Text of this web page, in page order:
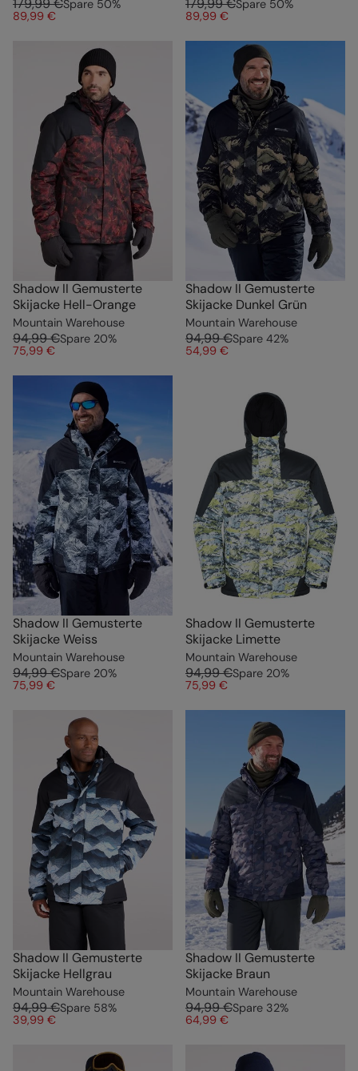
179,99 €Spare 50%
89,99 €
179,99 €Spare 50%
89,99 €
Shadow II Gemusterte
Skijacke Hell-Orange
Mountain Warehouse
94,99 €Spare 20%
75,99 €
Shadow II Gemusterte
Skijacke Dunkel Grün
Mountain Warehouse
94,99 €Spare 42%
54,99 €
Shadow II Gemusterte
Skijacke Weiss
Mountain Warehouse
94,99 €Spare 20%
75,99 €
Shadow II Gemusterte
Skijacke Limette
Mountain Warehouse
94,99 €Spare 20%
75,99 €
Shadow II Gemusterte
Skijacke Hellgrau
Mountain Warehouse
94,99 €Spare 58%
39,99 €
Shadow II Gemusterte
Skijacke Braun
Mountain Warehouse
94,99 €Spare 32%
64,99 €